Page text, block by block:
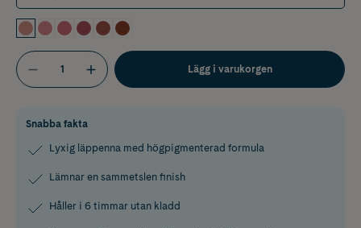
Lägg i varukorgen
Snabba fakta
Lyxig läppenna med högpigmenterad formula
Lämnar en sammetslen finish
Håller i 6 timmar utan kladd